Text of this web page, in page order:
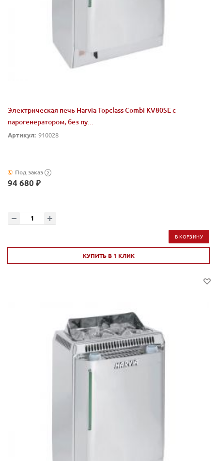
Электрическая печь Harvia Topclass Combi KV80SE с
парогенератором, без пу...
Артикул: 910028
Под заказ ?
94 680 ₽
В КОРЗИНУ
КУПИТЬ В 1 КЛИК